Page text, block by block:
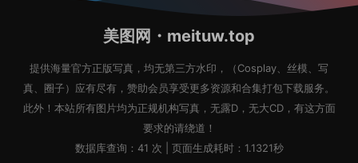
美图网・meituw.top
提供海量官方正版写真，均无第三方水印，（Cosplay、丝模、写
真、圈子）应有尽有，赞助会员享受更多资源和合集打包下载服务。
此外！本站所有图片均为正规机构写真，无露D，无大CD，有这方面
要求的请绕道！
数据库查询：41 次 | 页面生成耗时：1.1321秒